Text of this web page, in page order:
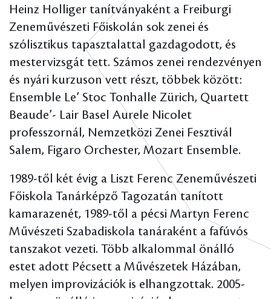
Heinz Holliger tanítványaként a Freiburgi
Zeneművészeti Főiskolán sok zenei és
szólisztikus tapasztalattal gazdagodott, és
mestervizsgát tett. Számos zenei rendezvényen
és nyári kurzuson vett részt, többek között:
Ensemble Le’ Stoc Tonhalle Zürich, Quartett
Beaude’- Lair Basel Aurele Nicolet
professzornál, Nemzetközi Zenei Fesztivál
Salem, Figaro Orchester, Mozart Ensemble.
1989-től két évig a Liszt Ferenc Zeneművészeti
Főiskola Tanárképző Tagozatán tanított
kamarazenét, 1989-től a pécsi Martyn Ferenc
Művészeti Szabadiskola tanáraként a fafúvós
tanszakot vezeti. Több alkalommal önálló
estet adott Pécsett a Művészetek Házában,
melyen improvizációk is elhangzottak. 2005-